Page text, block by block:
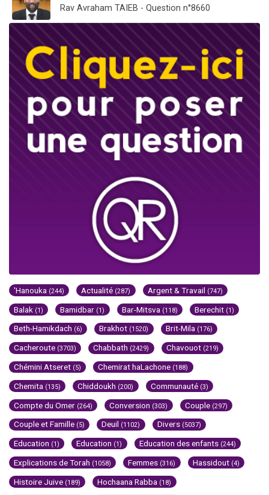
Rav Avraham TAIEB - Question n°8660
'Hanouka (244) Actualité (287) Argent & Travail (747)
Balak (1) Bamidbar (1) Bar-Mitsva (118) Berechit (1)
Beth-Hamikdach (6) Brakhot (1520) Brit-Mila (176)
Cacheroute (3703) Chabbath (2429) Chavouot (219)
Chémini Atseret (5) Chemirat haLachone (188)
Chemita (135) Chiddoukh (200) Communauté (3)
Compte du Omer (264) Conversion (303) Couple (297)
Couple et Famille (5) Deuil (1102) Divers (5037)
Education (1) Education (1) Education des enfants (244)
Explications de Torah (1058) Femmes (316) Hassidout (4)
Histoire Juive (189) Hochaana Rabba (18)